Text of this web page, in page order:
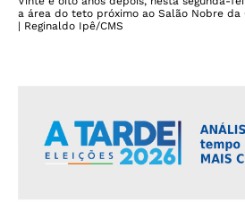
a área do teto próximo ao Salão Nobre da
| Reginaldo Ipê/CMS